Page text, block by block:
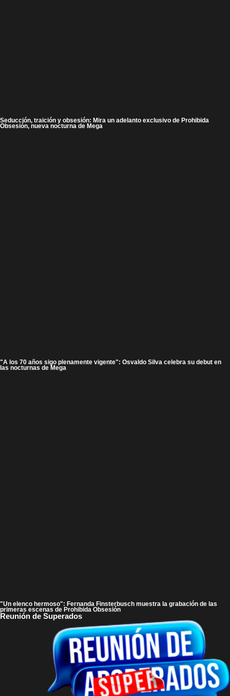
Seducción, traición y obsesión: Mira un adelanto exclusivo de Prohibida
Obsesión, nueva nocturna de Mega
"A los 70 años sigo plenamente vigente": Osvaldo Silva celebra su debut en
las nocturnas de Mega
"Un elenco hermoso": Fernanda Finsterbusch muestra la grabación de las
primeras escenas de Prohibida Obsesión
Reunión de Superados